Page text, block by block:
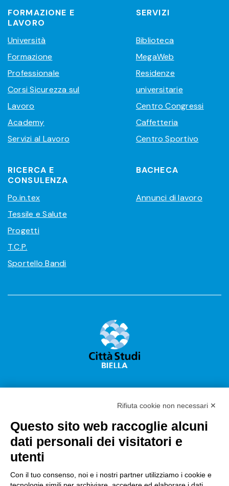
FORMAZIONE E
LAVORO
Università
Formazione
Professionale
Corsi Sicurezza sul
Lavoro
Academy
Servizi al Lavoro
SERVIZI
Biblioteca
MegaWeb
Residenze
universitarie
Centro Congressi
Caffetteria
Centro Sportivo
RICERCA E
CONSULENZA
Po.in.tex
Tessile e Salute
Progetti
T.C.P.
Sportello Bandi
BACHECA
Annunci di lavoro
Città Studi S.p.A.
Sede Legale Corso G. Pella, 2 – 13900 Biella Italy –
18.235.000,00
Rifiuta cookie non necessari ✕
Questo sito web raccoglie alcuni
dati personali dei visitatori e
utenti
Con il tuo consenso, noi e i nostri partner utilizziamo i cookie e